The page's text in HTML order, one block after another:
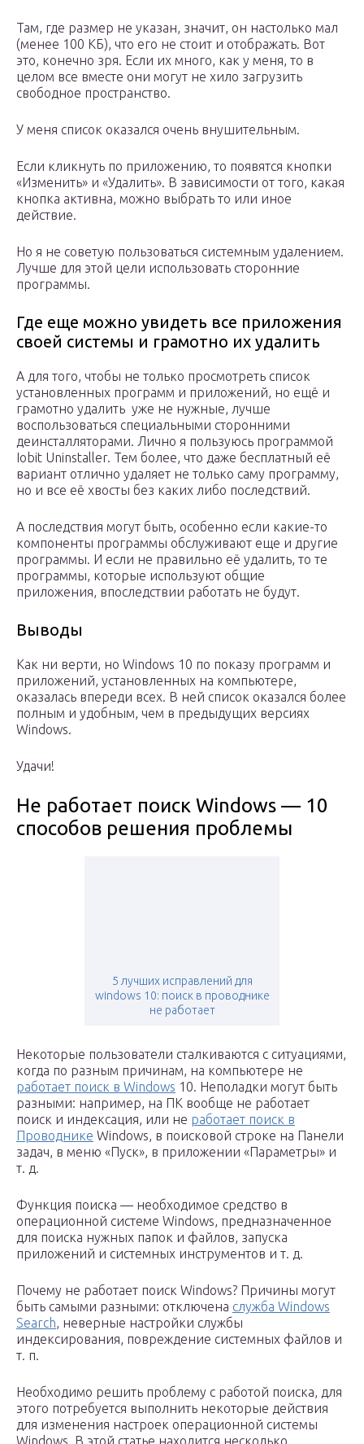
Там, где размер не указан, значит, он настолько мал
(менее 100 КБ), что его не стоит и отображать. Вот
это, конечно зря. Если их много, как у меня, то в
целом все вместе они могут не хило загрузить
свободное пространство.
У меня список оказался очень внушительным.
Если кликнуть по приложению, то появятся кнопки
«Изменить» и «Удалить». В зависимости от того, какая
кнопка активна, можно выбрать то или иное
действие.
Но я не советую пользоваться системным удалением.
Лучше для этой цели использовать сторонние
программы.
Где еще можно увидеть все приложения
своей системы и грамотно их удалить
А для того, чтобы не только просмотреть список
установленных программ и приложений, но ещё и
грамотно удалить уже не нужные, лучше
воспользоваться специальными сторонними
деинсталляторами. Лично я пользуюсь программой
Iobit Uninstaller. Тем более, что даже бесплатный её
вариант отлично удаляет не только саму программу,
но и все её хвосты без каких либо последствий.
А последствия могут быть, особенно если какие-то
компоненты программы обслуживают еще и другие
программы. И если не правильно её удалить, то те
программы, которые используют общие
приложения, впоследствии работать не будут.
Выводы
Как ни верти, но Windows 10 по показу программ и
приложений, установленных на компьютере,
оказалась впереди всех. В ней список оказался более
полным и удобным, чем в предыдущих версиях
Windows.
Удачи!
Не работает поиск Windows — 10
способов решения проблемы
5 лучших исправлений для
windows 10: поиск в проводнике
не работает
Некоторые пользователи сталкиваются с ситуациями,
когда по разным причинам, на компьютере не
работает поиск в Windows 10. Неполадки могут быть
разными: например, на ПК вообще не работает
поиск и индексация, или не работает поиск в
Проводнике Windows, в поисковой строке на Панели
задач, в меню «Пуск», в приложении «Параметры» и
т. д.
Функция поиска — необходимое средство в
операционной системе Windows, предназначенное
для поиска нужных папок и файлов, запуска
приложений и системных инструментов и т. д.
Почему не работает поиск Windows? Причины могут
быть самыми разными: отключена служба Windows
Search, неверные настройки службы
индексирования, повреждение системных файлов и
т. п.
Необходимо решить проблему с работой поиска, для
этого потребуется выполнить некоторые действия
для изменения настроек операционной системы
Windows. В этой статье находится несколько